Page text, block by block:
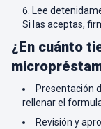
Lee
Si las aceptas,
¿En cuánto
Presentación
rellenar el
Revisión y